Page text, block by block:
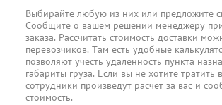
Выбирайте любую из них или предложите
Сообщите о вашем решении менеджеру
заказа. Рассчитать стоимость доставки
перевозчиков. Там есть удобные
позволяют учесть удаленность пункта
габариты груза. Если вы не хотите тратить
сотрудники произведут расчет за вас и
стоимость.